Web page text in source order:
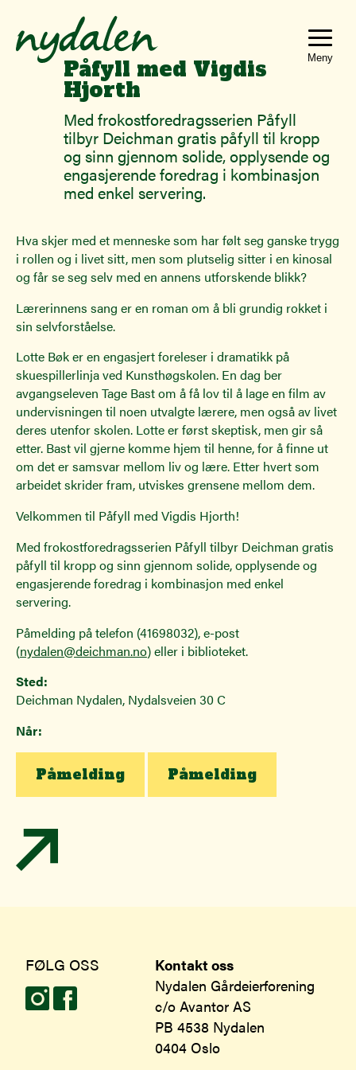
innhold
navigasjon
Påfyll med Vigdis
Hjorth
Med frokostforedragsserien Påfyll
tilbyr Deichman gratis påfyll til kropp
og sinn gjennom solide, opplysende og
engasjerende foredrag i kombinasjon
med enkel servering.
Hva skjer med et menneske som har følt seg ganske trygg
i rollen og i livet sitt, men som plutselig sitter i en kinosal
og får se seg selv med en annens utforskende blikk?
Lærerinnens sang er en roman om å bli grundig rokket i
sin selvforståelse.
Lotte Bøk er en engasjert foreleser i dramatikk på
skuespillerlinja ved Kunsthøgskolen. En dag ber
avgangseleven Tage Bast om å få lov til å lage en film av
undervisningen til noen utvalgte lærere, men også av livet
deres utenfor skolen. Lotte er først skeptisk, men gir så
etter. Bast vil gjerne komme hjem til henne, for å finne ut
om det er samsvar mellom liv og lære. Etter hvert som
arbeidet skrider fram, utviskes grensene mellom dem.
Velkommen til Påfyll med Vigdis Hjorth!
Med frokostforedragsserien Påfyll tilbyr Deichman gratis
påfyll til kropp og sinn gjennom solide, opplysende og
engasjerende foredrag i kombinasjon med enkel
servering.
Påmelding på telefon (41698032), e-post
(nydalen@deichman.no) eller i biblioteket.
Sted:
Deichman Nydalen, Nydalsveien 30 C
Når:
Påmelding Påmelding
FØLG OSS
Kontakt oss
Nydalen Gårdeierforening
c/o Avantor AS
PB 4538 Nydalen
0404 Oslo